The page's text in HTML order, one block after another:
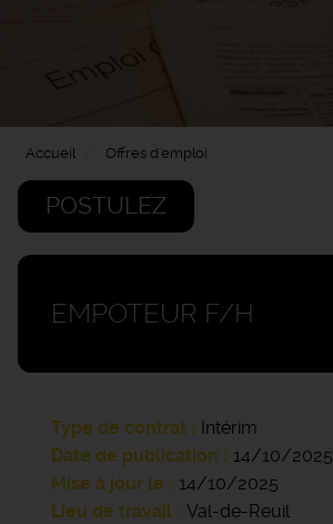
Accueil Offres d'emploi
POSTULEZ
EMPOTEUR F/H
Type de contrat
Intérim
Date de publication
14/10/2025
Mise à jour le
14/10/2025
Lieu de travail
Val-de-Reuil